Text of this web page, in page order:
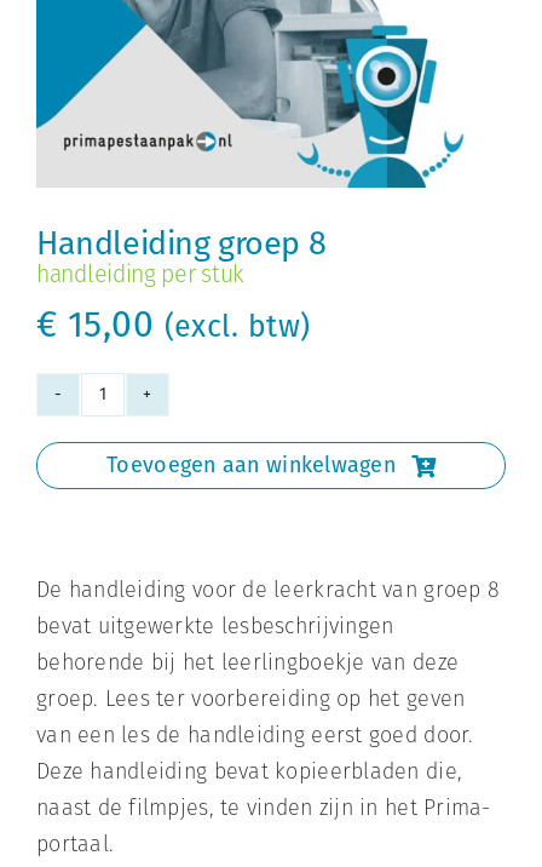
Handleiding groep 8
handleiding per stuk
€ 15,00 (excl. btw)
Handleiding
groep
8
Toevoegen aan winkelwagen
De handleiding voor de leerkracht van groep 8
bevat uitgewerkte lesbeschrijvingen
behorende bij het leerlingboekje van deze
groep. Lees ter voorbereiding op het geven
van een les de handleiding eerst goed door.
Deze handleiding bevat kopieerbladen die,
naast de filmpjes, te vinden zijn in het Prima-
portaal.